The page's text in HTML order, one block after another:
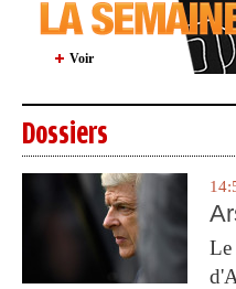
Voir
Dossiers
Le